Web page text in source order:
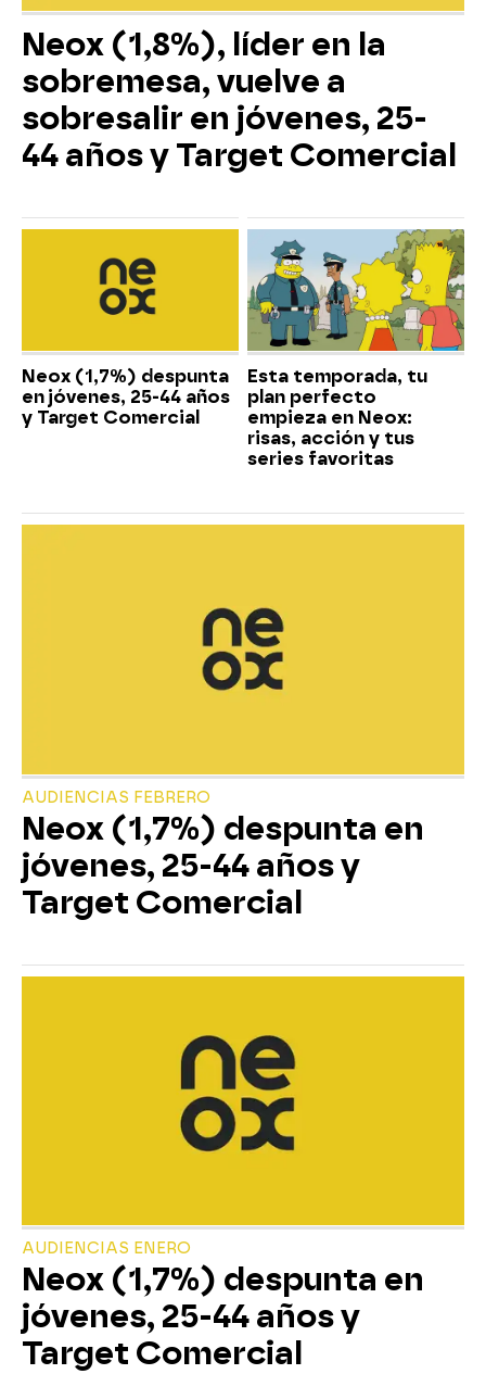
Neox (1,8%), líder en la
sobremesa, vuelve a
sobresalir en jóvenes, 25-
44 años y Target Comercial
Neox (1,7%) despunta
en jóvenes, 25-44 años
y Target Comercial
Esta temporada, tu
plan perfecto
empieza en Neox:
risas, acción y tus
series favoritas
AUDIENCIAS FEBRERO
Neox (1,7%) despunta en
jóvenes, 25-44 años y
Target Comercial
AUDIENCIAS ENERO
Neox (1,7%) despunta en
jóvenes, 25-44 años y
Target Comercial